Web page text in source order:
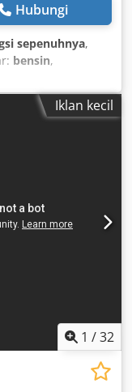
Hubungi
sepenuhnya,
bensin,
Iklan kecil
1 /32